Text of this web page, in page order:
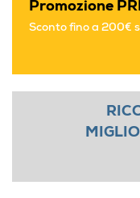
Promozione
Sconto fino a 200€